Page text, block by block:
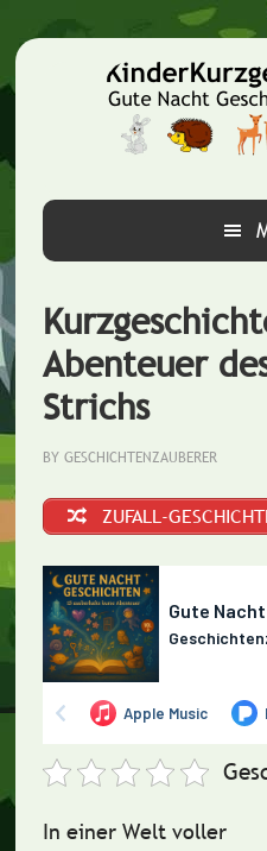
Hauptnavigation
springen
Inhalt
springen
Seitenspalte
springen
Abenteuer
Strichs
BY GESCHICHTENZAUBERER
ZUFALL-
In einer Welt voller